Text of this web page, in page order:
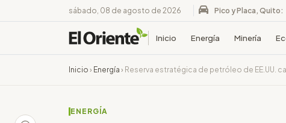
sábado, 08 de agosto de 2026 Pico y Placa, Quito:
Inicio Energía Minería
Inicio › Energía › Reserva estratégica de petróleo de EE.UU.
ENERGÍA